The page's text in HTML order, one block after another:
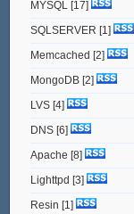
MYSQL [17]
SQLSERVER [1]
Memcached [2]
MongoDB[2]
LVS[4]
DNS[6]
Apache [8]
Lighttpd [3]
Resin [1]